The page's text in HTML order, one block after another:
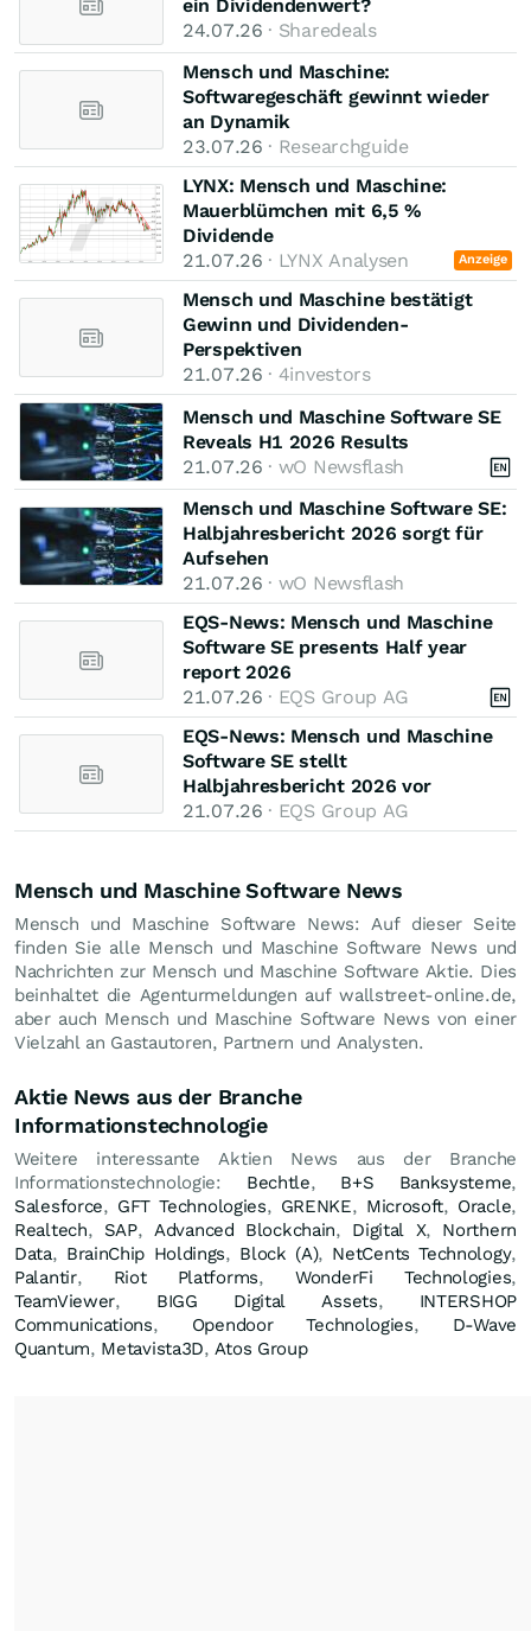
ein Dividendenwert?
24.07.26 · Sharedeals
Mensch und Maschine:
Softwaregeschäft gewinnt wieder
an Dynamik
23.07.26 · Researchguide
LYNX: Mensch und Maschine:
Mauerblümchen mit 6,5 %
Dividende
21.07.26 · LYNX Analysen Anzeige
Mensch und Maschine bestätigt
Gewinn und Dividenden-
Perspektiven
21.07.26 · 4investors
Mensch und Maschine Software SE
Reveals H1 2026 Results
21.07.26 · wO Newsflash
Mensch und Maschine Software SE:
Halbjahresbericht 2026 sorgt für
Aufsehen
21.07.26 · wO Newsflash
EQS-News: Mensch und Maschine
Software SE presents Half year
report 2026
21.07.26 · EQS Group AG
EQS-News: Mensch und Maschine
Software SE stellt
Halbjahresbericht 2026 vor
21.07.26 · EQS Group AG
Mensch und Maschine Software News
Mensch und Maschine Software News: Auf dieser Seite
finden Sie alle Mensch und Maschine Software News und
Nachrichten zur Mensch und Maschine Software Aktie. Dies
beinhaltet die Agenturmeldungen auf wallstreet-online.de,
aber auch Mensch und Maschine Software News von einer
Vielzahl an Gastautoren, Partnern und Analysten.
Aktie News aus der Branche
Informationstechnologie
Weitere interessante Aktien News aus der Branche
Informationstechnologie: Bechtle, B+S Banksysteme,
Salesforce, GFT Technologies, GRENKE, Microsoft, Oracle,
Realtech, SAP, Advanced Blockchain, Digital X, Northern
Data, BrainChip Holdings, Block (A), NetCents Technology,
Palantir, Riot Platforms, WonderFi Technologies,
TeamViewer, BIGG Digital Assets, INTERSHOP
Communications, Opendoor Technologies, D-Wave
Quantum, Metavista3D,Atos Group